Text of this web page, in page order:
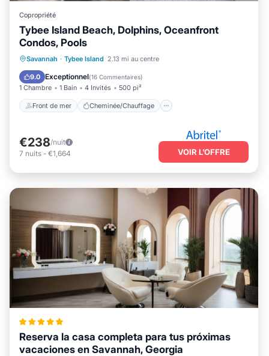
Copropriété
Tybee Island Beach, Dolphins, Oceanfront
Condos, Pools
Savannah · Tybee Island 2.13 mi au centre
9.0 Exceptionnel(16 Commentaires)
1 Chambre 1 Bain 4 Invités 500 pi²
Front de mer Cheminée/Chauffage
Front de mer
Cheminée/Chauffage
Piscine
Vue sur l’océan
€238/nuit
7 nuits - €1,664 VOIR L’OFFRE
Reserva la casa completa para tus próximas
vacaciones en Savannah, Georgia